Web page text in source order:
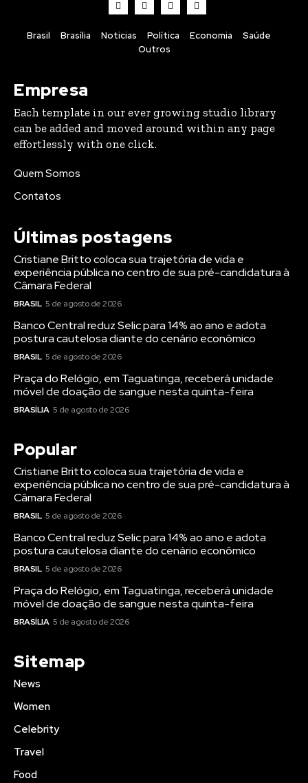
Brasil Brasília Noticias Política Economia
Saúde
Outros
Empresa
Each template in our ever growing studio library
can be added and moved around within any page
effortlessly with one click.
Quem Somos
Contatos
Últimas postagens
Cristiane Britto coloca sua trajetória de vida e
experiência pública no centro de sua pré-candidatura à
Câmara Federal
BRASIL 5 de agosto de 2026
Banco Central reduz Selic para 14% ao ano e adota
postura cautelosa diante do cenário econômico
BRASIL 5 de agosto de 2026
Praça do Relógio, em Taguatinga, receberá unidade
móvel de doação de sangue nesta quinta-feira
BRASÍLIA 5 de agosto de 2026
Popular
Cristiane Britto coloca sua trajetória de vida e
experiência pública no centro de sua pré-candidatura à
Câmara Federal
BRASIL 5 de agosto de 2026
Banco Central reduz Selic para 14% ao ano e adota
postura cautelosa diante do cenário econômico
BRASIL 5 de agosto de 2026
Praça do Relógio, em Taguatinga, receberá unidade
móvel de doação de sangue nesta quinta-feira
BRASÍLIA 5 de agosto de 2026
Sitemap
News
Women
Celebrity
Travel
Food